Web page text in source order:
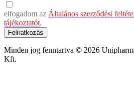
elfogadom az Általános szerződési
tájékoztatót.
Feliratkozás
Minden jog fenntartva © 2026
Kft.